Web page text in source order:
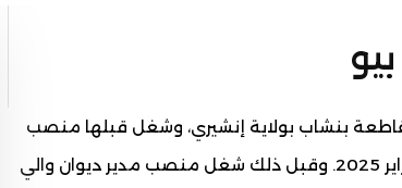
منذ 19 فبراير 2025 منصب حاكم مقاطعة بنشاب بولاية إنشيري، وشغل قبلها منصب
حاكم مقاطعة كنكوصة بولاية لعصابه ما بين أكتوبر 2022 وفبراير 2025. وقبل ذلك شغل منصب مدير ديوان والي